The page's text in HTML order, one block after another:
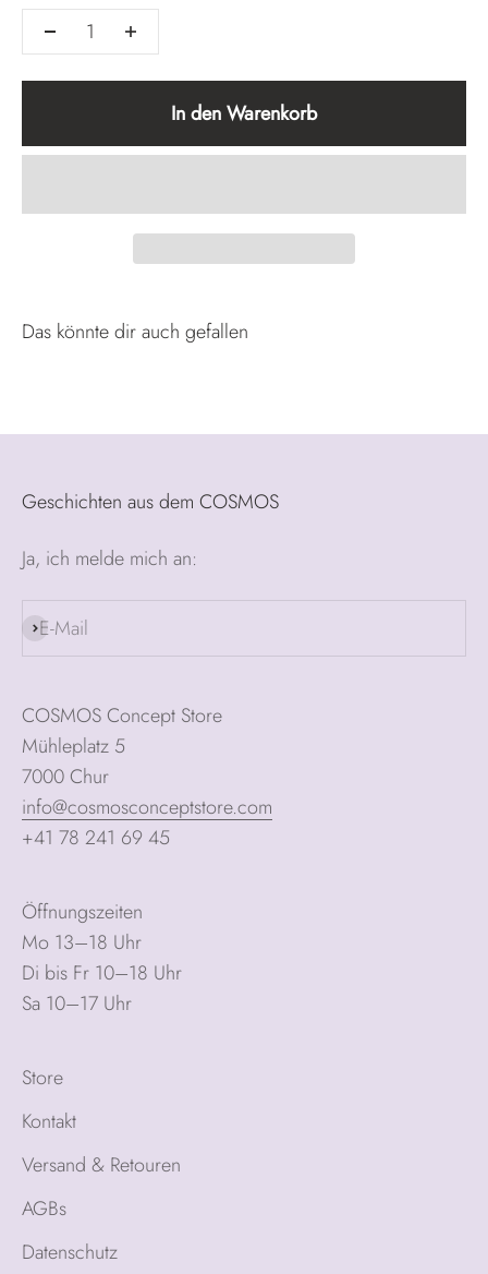
In den Warenkorb
Geschichten aus dem COSMOS
Ja, ich melde mich an:
E-Mail
Abonnieren
COSMOS Concept Store
Mühleplatz 5
7000 Chur
info@cosmosconceptstore.com
+41 78 241 69 45
Öffnungszeiten
Mo 13–18 Uhr
Di bis Fr 10–18 Uhr
Sa 10–17 Uhr
Store
Kontakt
Versand & Retouren
AGBs
Datenschutz